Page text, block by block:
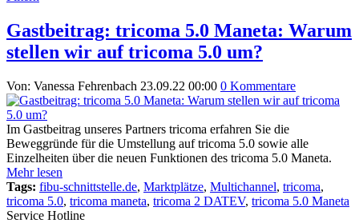
Gastbeitrag: tricoma 5.0 Maneta: Warum
stellen wir auf tricoma 5.0 um?
Von: Vanessa Fehrenbach 23.09.22 00:00 0 Kommentare
Im Gastbeitrag unseres Partners tricoma erfahren Sie die
Beweggründe für die Umstellung auf tricoma 5.0 sowie alle
Einzelheiten über die neuen Funktionen des tricoma 5.0 Maneta.
Mehr lesen
Tags: fibu-schnittstelle.de, Marktplätze, Multichannel, tricoma,
tricoma 5.0, tricoma maneta, tricoma 2 DATEV, tricoma 5.0 Maneta
Service Hotline